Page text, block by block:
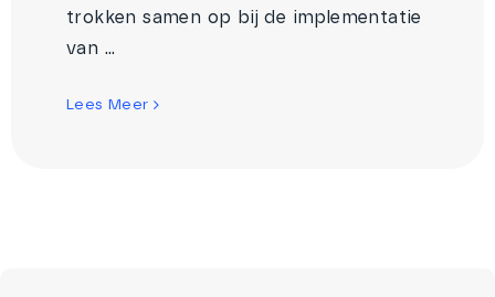
trokken samen op bij de implementatie
van ...
Lees Meer